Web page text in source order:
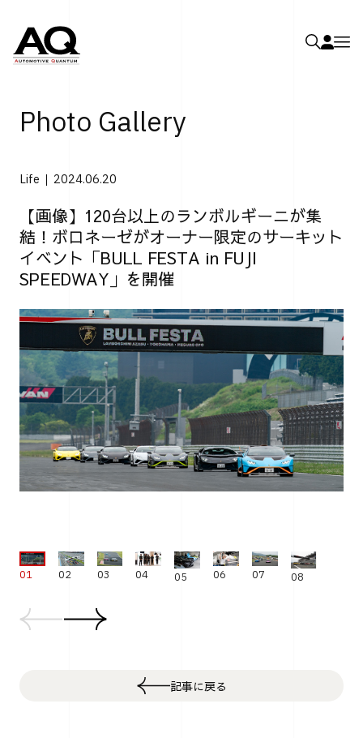
Photo Gallery
Life 2024.06.20
【画像】120台以上のランボルギーニが集
結！ボロネーゼがオーナー限定のサーキット
イベント「BULL FESTA in FUJI
SPEEDWAY」を開催
01 02 03 04 05 06 07 08
記事に戻る